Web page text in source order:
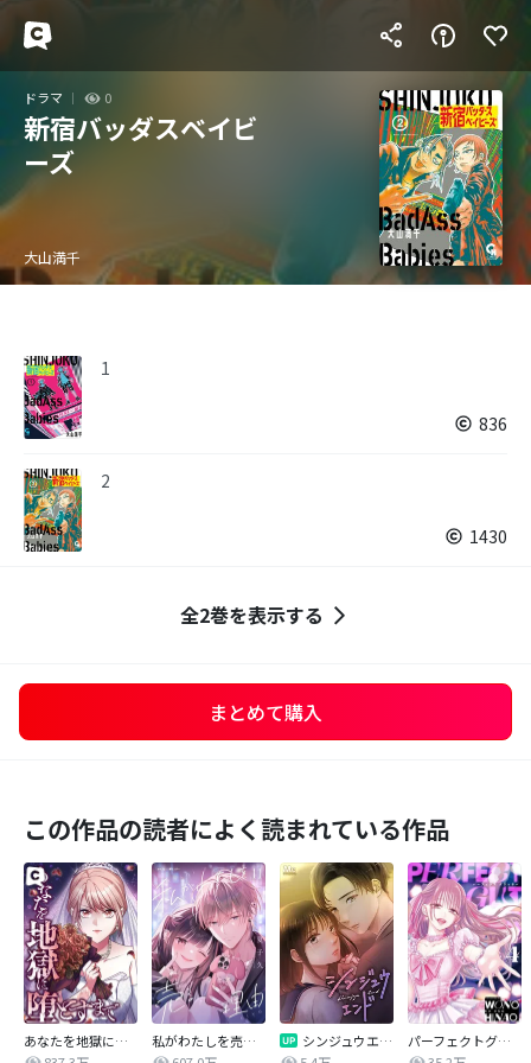
ドラマ 0
新宿バッダスベイビ
ーズ
大山満千
1
836
2
1430
全2巻を表示する
まとめて購入
この作品の読者によく読まれている作品
あなたを地獄に堕とすまで
私がわたしを売る理由
シンジュウエンド【タテヨミ】
パーフェクトグリッター